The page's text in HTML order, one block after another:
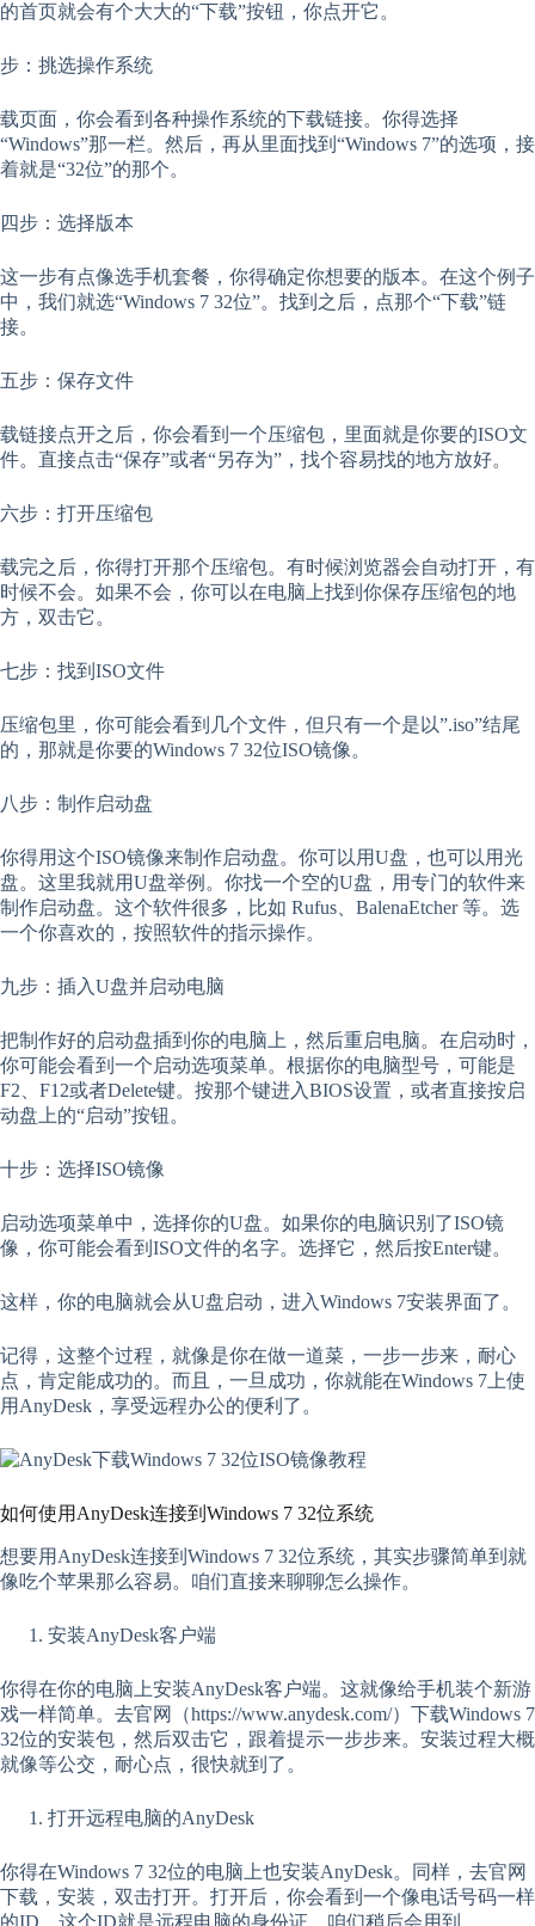
的首页就会有个大大的“下载”按钮，你点开它。
步：挑选操作系统
载页面，你会看到各种操作系统的下载链接。你得选择
“Windows”那一栏。然后，再从里面找到“Windows 7”的选项，接
着就是“32位”的那个。
四步：选择版本
这一步有点像选手机套餐，你得确定你想要的版本。在这个例子
中，我们就选“Windows 7 32位”。找到之后，点那个“下载”链
接。
五步：保存文件
载链接点开之后，你会看到一个压缩包，里面就是你要的ISO文
件。直接点击“保存”或者“另存为”，找个容易找的地方放好。
六步：打开压缩包
载完之后，你得打开那个压缩包。有时候浏览器会自动打开，有
时候不会。如果不会，你可以在电脑上找到你保存压缩包的地
方，双击它。
七步：找到ISO文件
压缩包里，你可能会看到几个文件，但只有一个是以”.iso”结尾
的，那就是你要的Windows 7 32位ISO镜像。
八步：制作启动盘
你得用这个ISO镜像来制作启动盘。你可以用U盘，也可以用光
盘。这里我就用U盘举例。你找一个空的U盘，用专门的软件来
制作启动盘。这个软件很多，比如 Rufus、BalenaEtcher 等。选
一个你喜欢的，按照软件的指示操作。
九步：插入U盘并启动电脑
把制作好的启动盘插到你的电脑上，然后重启电脑。在启动时，
你可能会看到一个启动选项菜单。根据你的电脑型号，可能是
F2、F12或者Delete键。按那个键进入BIOS设置，或者直接按启
动盘上的“启动”按钮。
十步：选择ISO镜像
启动选项菜单中，选择你的U盘。如果你的电脑识别了ISO镜
像，你可能会看到ISO文件的名字。选择它，然后按Enter键。
这样，你的电脑就会从U盘启动，进入Windows 7安装界面了。
记得，这整个过程，就像是你在做一道菜，一步一步来，耐心
点，肯定能成功的。而且，一旦成功，你就能在Windows 7上使
用AnyDesk，享受远程办公的便利了。
如何使用AnyDesk连接到Windows 7 32位系统
想要用AnyDesk连接到Windows 7 32位系统，其实步骤简单到就
像吃个苹果那么容易。咱们直接来聊聊怎么操作。
安装AnyDesk客户端
你得在你的电脑上安装AnyDesk客户端。这就像给手机装个新游
戏一样简单。去官网（https://www.anydesk.com/）下载Windows 7
32位的安装包，然后双击它，跟着提示一步步来。安装过程大概
就像等公交，耐心点，很快就到了。
打开远程电脑的AnyDesk
你得在Windows 7 32位的电脑上也安装AnyDesk。同样，去官网
下载，安装，双击打开。打开后，你会看到一个像电话号码一样